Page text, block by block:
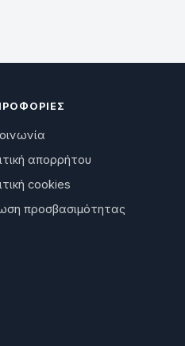
απορρήτου
cookies
προσβασιμότητας